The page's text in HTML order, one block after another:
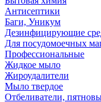
Антисептики
Баги, Уникум
Дезинфицирующие
Для посудомоечных
Профессиональные
Жидкое мыло
Жироудалители
Мыло твердое
Отбеливатели,